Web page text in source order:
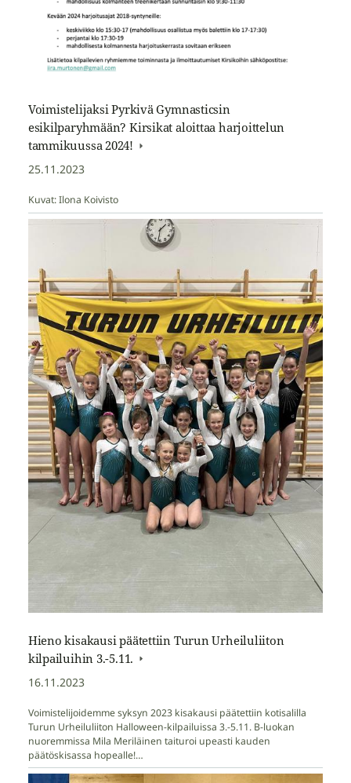
Voimistelijaksi Pyrkivä Gymnasticsin
esikilparyhmään? Kirsikat aloittaa harjoittelun
tammikuussa 2024!
25.11.2023
Kuvat: Ilona Koivisto
Hieno kisakausi päätettiin Turun Urheiluliiton
kilpailuihin 3.-5.11.
16.11.2023
Voimistelijoidemme syksyn 2023 kisakausi päätettiin kotisalilla
Turun Urheiluliiton Halloween-kilpailuissa 3.-5.11. B-luokan
nuoremmissa Mila Meriläinen taituroi upeasti kauden
päätöskisassa hopealle!…